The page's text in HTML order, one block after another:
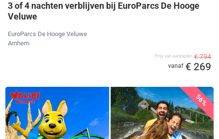
3 of 4 nachten verblijven bij EuroParcs De Hooge
Veluwe
EuroParcs De Hooge Veluwe
Arnhem
Prijs van aanbieder € 794
vanaf € 269
56%